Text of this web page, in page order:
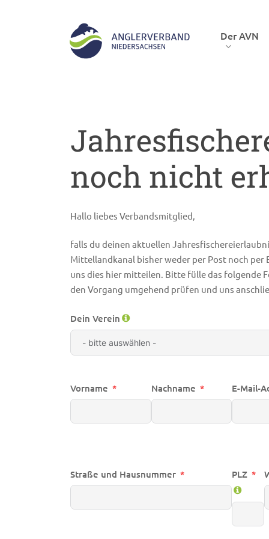
Der AVN
noch nicht
Hallo liebes Verbandsmitglied,
falls du deinen aktuellen
Mittellandkanal bisher weder per Post noch per
uns dies hier mitteilen. Bitte fülle das folgende
den Vorgang umgehend prüfen und uns
Dein Verein
Vorname Nachname E-Mail-
Straße und Hausnummer PLZ